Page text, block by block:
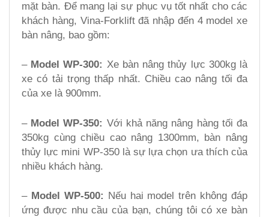
mặt bàn. Để mang lại sự phục vụ tốt nhất cho các
khách hàng, Vina-Forklift đã nhập đến 4 model xe
bàn nâng, bao gồm:
– Model WP-300: Xe bàn nâng thủy lực 300kg là
xe có tải trọng thấp nhất. Chiều cao nâng tối đa
của xe là 900mm.
–Model WP-350: Với khả năng nâng hàng tối đa
350kg cùng chiều cao nâng 1300mm, bàn nâng
thủy lực mini WP-350 là sự lựa chọn ưa thích của
nhiều khách hàng.
– Model WP-500: Nếu hai model trên không đáp
ứng được nhu cầu của bạn, chúng tôi có xe bàn